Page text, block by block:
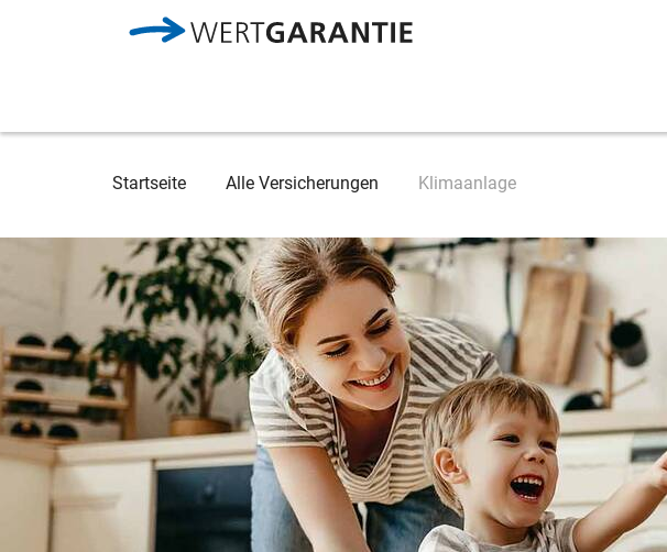
Breadcrumb
Startseite Alle Versicherungen Klimaanlage